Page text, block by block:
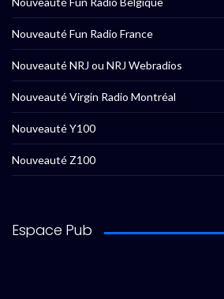
Nouveauté Fun Radio France
Nouveauté NRJ ou NRJ Webradios
Nouveauté Virgin Radio Montréal
Nouveauté Y100
Nouveauté Z100
Espace Pub